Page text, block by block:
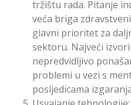
tržištu rada. Pitanje
veća briga
glavni prioritet za
sektoru. Najveći
nepredvidljivo
problemi u vezi s
posljedicama